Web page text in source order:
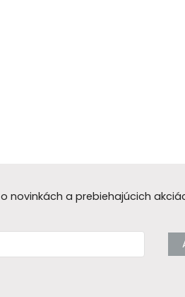
novinkách a prebiehajúcich